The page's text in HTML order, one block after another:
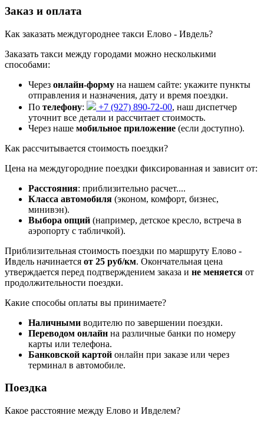
Заказ и оплата
Как заказать междугороднее такси Елово - Ивдель?
Заказать такси между городами можно несколькими
способами:
Через онлайн-форму на нашем сайте: укажите пункты
отправления и назначения, дату и время поездки.
По телефону: +7 (927) 890-72-00, наш диспетчер
уточнит все детали и рассчитает стоимость.
Через наше мобильное приложение (если доступно).
Как рассчитывается стоимость поездки?
Цена на междугородние поездки фиксированная и зависит от:
Расстояния: приблизительно расчет....
Класса автомобиля (эконом, комфорт, бизнес,
минивэн).
Выбора опций (например, детское кресло, встреча в
аэропорту с табличкой).
Приблизительная стоимость поездки по маршруту Елово -
Ивдель начинается от 25 руб/км. Окончательная цена
утверждается перед подтверждением заказа и не меняется от
продолжительности поездки.
Какие способы оплаты вы принимаете?
Наличными водителю по завершении поездки.
Переводом онлайн на различные банки по номеру
карты или телефона.
Банковской картой онлайн при заказе или через
терминал в автомобиле.
Поездка
Какое расстояние между Елово и Ивделем?